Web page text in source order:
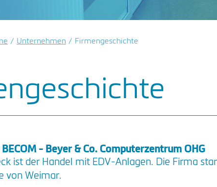
Unternehmen Firmengeschichte
- Beyer & Co. Computerzentrum OHG
ist der Handel mit EDV-Anlagen. Die Firma
von Weimar.